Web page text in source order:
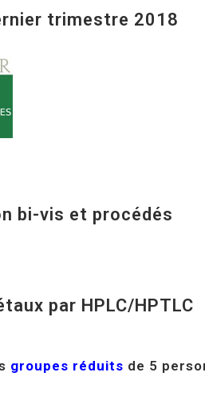
trimestre 2018
bi-vis et procédés
par HPLC/HPTLC
groupes réduits de 5